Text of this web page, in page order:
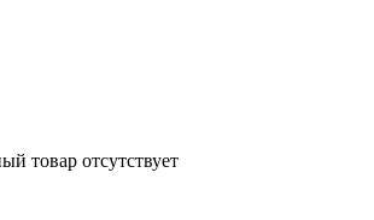
товар отсутствует